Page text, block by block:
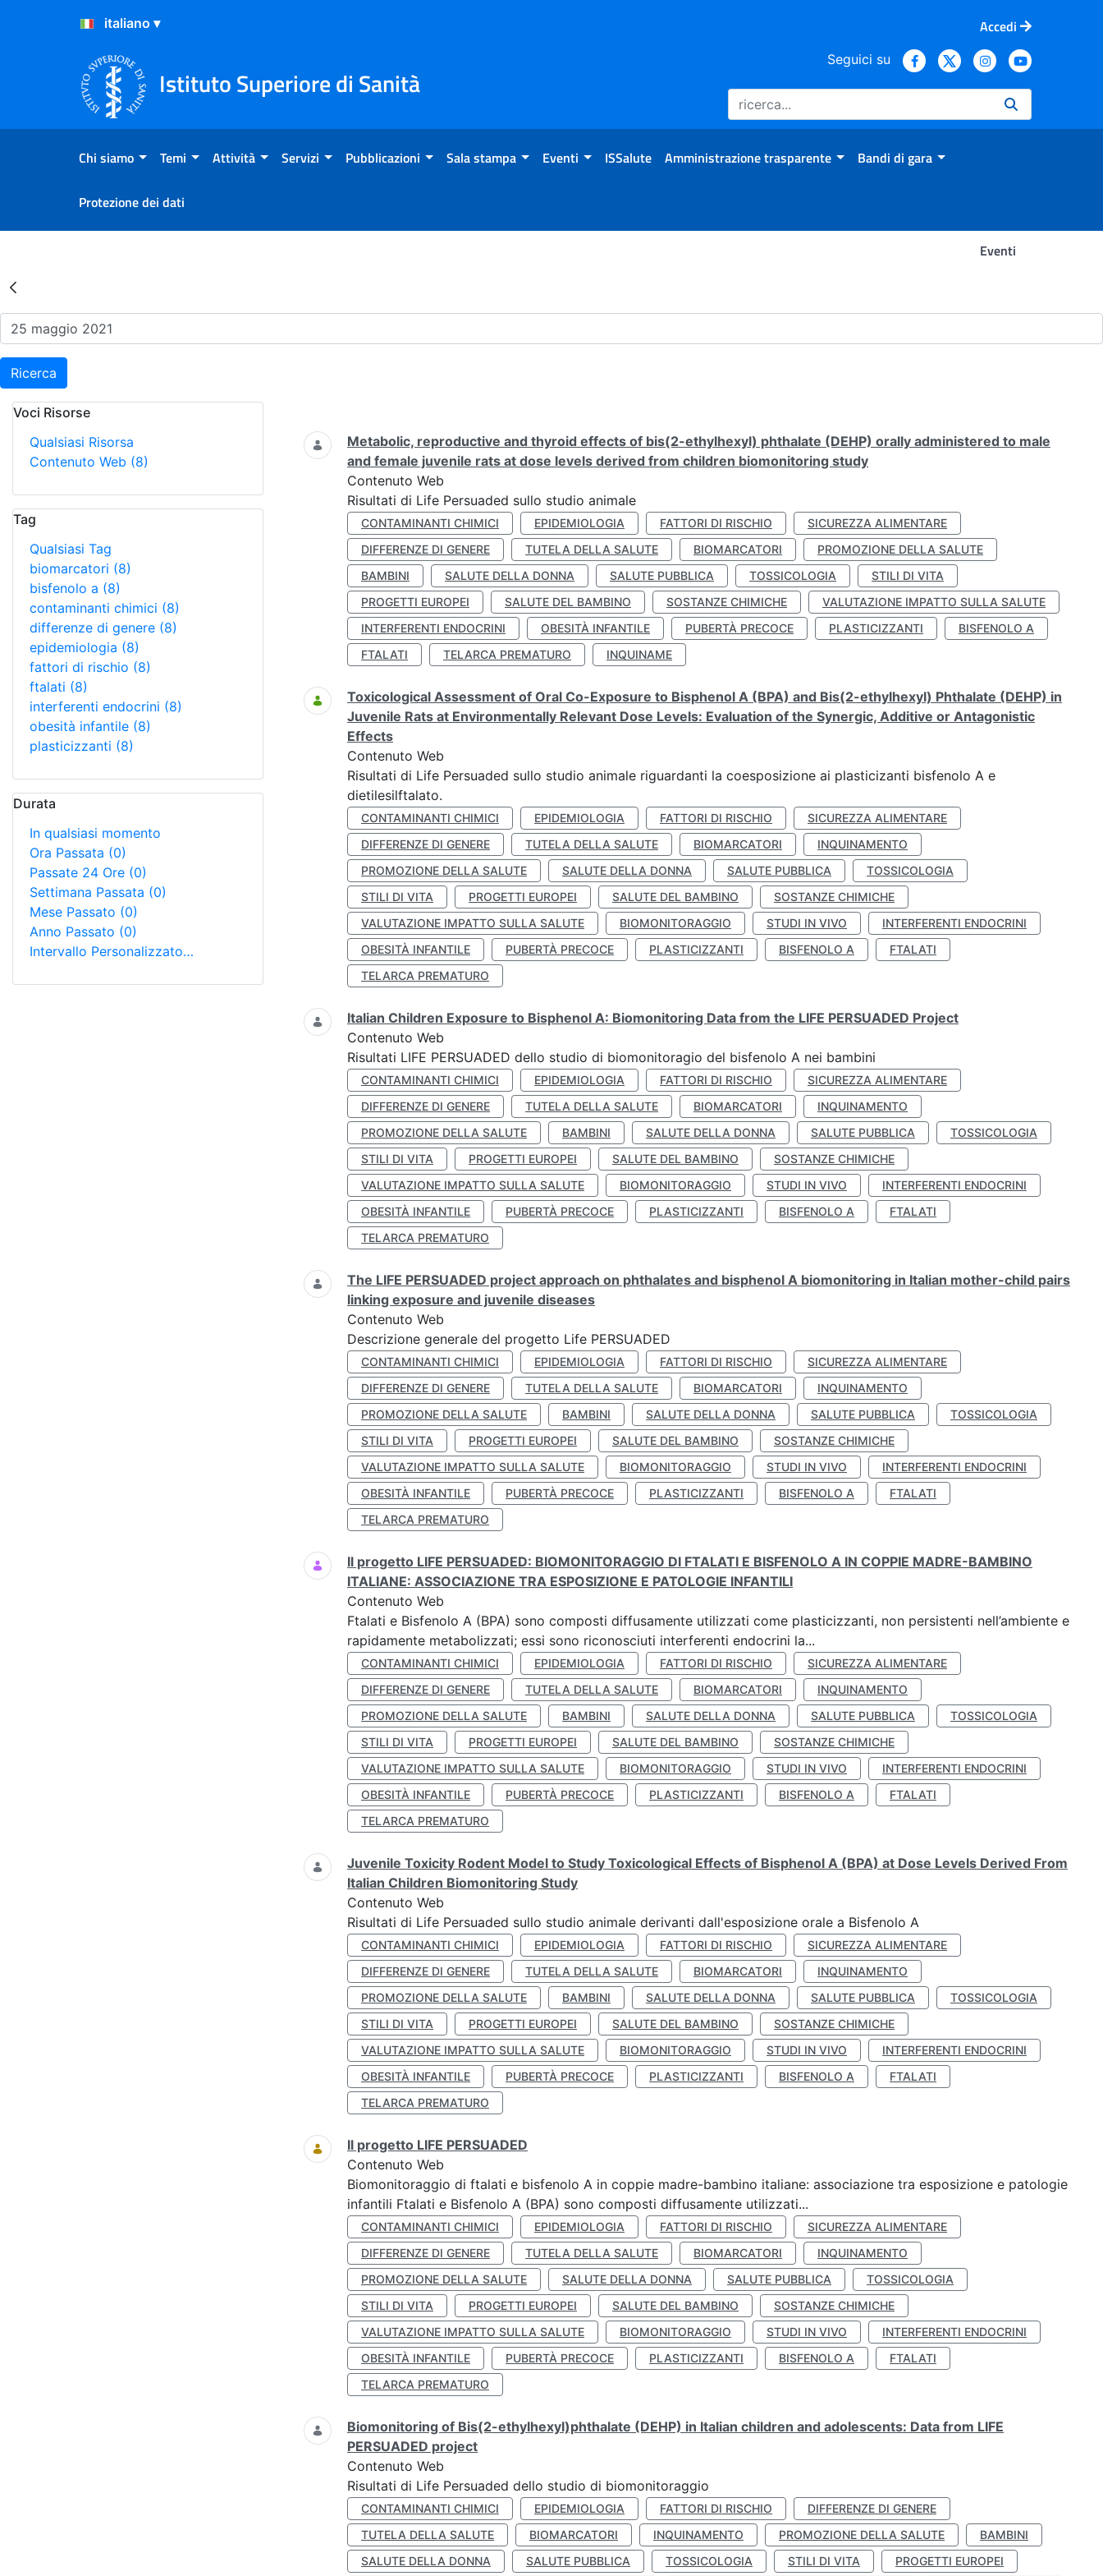
Salta al Contenuto
Salta al Footer
Accedi
Istituto Superiore di Sanità
Seguici su
Chi siamo Temi Attività Servizi Pubblicazioni Sala stampa Eventi ISSalute Amministrazione trasparente Bandi di gara
Protezione dei dati
Eventi
Risultati della Ricerca - Eventi
Ricerca
Voci Risorse
Qualsiasi Risorsa
Contenuto Web (8)
Tag
Qualsiasi Tag
biomarcatori (8)
bisfenolo a (8)
contaminanti chimici (8)
differenze di genere (8)
epidemiologia (8)
fattori di rischio (8)
ftalati (8)
interferenti endocrini (8)
obesità infantile (8)
plasticizzanti (8)
Durata
In qualsiasi momento
Ora Passata (0)
Passate 24 Ore (0)
Settimana Passata (0)
Mese Passato (0)
Anno Passato (0)
Intervallo Personalizzato…
Ricerca
Metabolic, reproductive and thyroid effects of bis(2-ethylhexyl) phthalate (DEHP) orally administered to male
and female juvenile rats at dose levels derived from children biomonitoring study
Contenuto Web
Risultati di Life Persuaded sullo studio animale
CONTAMINANTI CHIMICI EPIDEMIOLOGIA FATTORI DI RISCHIO
SICUREZZA ALIMENTARE
DIFFERENZE DI GENERE
TUTELA DELLA SALUTE BIOMARCATORI
PROMOZIONE DELLA SALUTE
BAMBINI
SALUTE DELLA DONNA SALUTE PUBBLICA TOSSICOLOGIA
STILI DI VITA
PROGETTI EUROPEI
SALUTE DEL BAMBINO SOSTANZE CHIMICHE
VALUTAZIONE IMPATTO SULLA SALUTE
INTERFERENTI ENDOCRINI
OBESITÀ INFANTILE PUBERTÀ PRECOCE PLASTICIZZANTI
BISFENOLO A
FTALATI
TELARCA PREMATURO INQUINAME
Toxicological Assessment of Oral Co-Exposure to Bisphenol A (BPA) and Bis(2-ethylhexyl) Phthalate (DEHP) in
Juvenile Rats at Environmentally Relevant Dose Levels: Evaluation of the Synergic, Additive or Antagonistic
Effects
Contenuto Web
Risultati di Life Persuaded sullo studio animale riguardanti la coesposizione ai plasticizanti bisfenolo A e
dietilesilftalato.
CONTAMINANTI CHIMICI EPIDEMIOLOGIA FATTORI DI RISCHIO
SICUREZZA ALIMENTARE
DIFFERENZE DI GENERE
TUTELA DELLA SALUTE BIOMARCATORI
INQUINAMENTO
PROMOZIONE DELLA SALUTE
SALUTE DELLA DONNA SALUTE PUBBLICA
TOSSICOLOGIA
STILI DI VITA
PROGETTI EUROPEI SALUTE DEL BAMBINO
SOSTANZE CHIMICHE
VALUTAZIONE IMPATTO SULLA SALUTE
BIOMONITORAGGIO STUDI IN VIVO
INTERFERENTI ENDOCRINI
OBESITÀ INFANTILE
PUBERTÀ PRECOCE PLASTICIZZANTI BISFENOLO A
FTALATI
TELARCA PREMATURO
Italian Children Exposure to Bisphenol A: Biomonitoring Data from the LIFE PERSUADED Project
Contenuto Web
Risultati LIFE PERSUADED dello studio di biomonitoragio del bisfenolo A nei bambini
CONTAMINANTI CHIMICI EPIDEMIOLOGIA FATTORI DI RISCHIO
SICUREZZA ALIMENTARE
DIFFERENZE DI GENERE
TUTELA DELLA SALUTE BIOMARCATORI
INQUINAMENTO
PROMOZIONE DELLA SALUTE
BAMBINI SALUTE DELLA DONNA SALUTE PUBBLICA
TOSSICOLOGIA
STILI DI VITA
PROGETTI EUROPEI SALUTE DEL BAMBINO
SOSTANZE CHIMICHE
VALUTAZIONE IMPATTO SULLA SALUTE
BIOMONITORAGGIO STUDI IN VIVO
INTERFERENTI ENDOCRINI
OBESITÀ INFANTILE
PUBERTÀ PRECOCE PLASTICIZZANTI BISFENOLO A
FTALATI
TELARCA PREMATURO
The LIFE PERSUADED project approach on phthalates and bisphenol A biomonitoring in Italian mother-child pairs
linking exposure and juvenile diseases
Contenuto Web
Descrizione generale del progetto Life PERSUADED
CONTAMINANTI CHIMICI EPIDEMIOLOGIA FATTORI DI RISCHIO
SICUREZZA ALIMENTARE
DIFFERENZE DI GENERE
TUTELA DELLA SALUTE BIOMARCATORI
INQUINAMENTO
PROMOZIONE DELLA SALUTE
BAMBINI SALUTE DELLA DONNA SALUTE PUBBLICA
TOSSICOLOGIA
STILI DI VITA
PROGETTI EUROPEI SALUTE DEL BAMBINO
SOSTANZE CHIMICHE
VALUTAZIONE IMPATTO SULLA SALUTE
BIOMONITORAGGIO STUDI IN VIVO
INTERFERENTI ENDOCRINI
OBESITÀ INFANTILE
PUBERTÀ PRECOCE PLASTICIZZANTI BISFENOLO A
FTALATI
TELARCA PREMATURO
Il progetto LIFE PERSUADED: BIOMONITORAGGIO DI FTALATI E BISFENOLO A IN COPPIE MADRE-BAMBINO
ITALIANE: ASSOCIAZIONE TRA ESPOSIZIONE E PATOLOGIE INFANTILI
Contenuto Web
Ftalati e Bisfenolo A (BPA) sono composti diffusamente utilizzati come plasticizzanti, non persistenti nell’ambiente e
rapidamente metabolizzati; essi sono riconosciuti interferenti endocrini la...
CONTAMINANTI CHIMICI EPIDEMIOLOGIA FATTORI DI RISCHIO
SICUREZZA ALIMENTARE
DIFFERENZE DI GENERE
TUTELA DELLA SALUTE BIOMARCATORI
INQUINAMENTO
PROMOZIONE DELLA SALUTE
BAMBINI SALUTE DELLA DONNA SALUTE PUBBLICA
TOSSICOLOGIA
STILI DI VITA
PROGETTI EUROPEI SALUTE DEL BAMBINO
SOSTANZE CHIMICHE
VALUTAZIONE IMPATTO SULLA SALUTE
BIOMONITORAGGIO STUDI IN VIVO
INTERFERENTI ENDOCRINI
OBESITÀ INFANTILE
PUBERTÀ PRECOCE PLASTICIZZANTI BISFENOLO A
FTALATI
TELARCA PREMATURO
Juvenile Toxicity Rodent Model to Study Toxicological Effects of Bisphenol A (BPA) at Dose Levels Derived From
Italian Children Biomonitoring Study
Contenuto Web
Risultati di Life Persuaded sullo studio animale derivanti dall'esposizione orale a Bisfenolo A
CONTAMINANTI CHIMICI EPIDEMIOLOGIA FATTORI DI RISCHIO
SICUREZZA ALIMENTARE
DIFFERENZE DI GENERE
TUTELA DELLA SALUTE BIOMARCATORI
INQUINAMENTO
PROMOZIONE DELLA SALUTE
BAMBINI SALUTE DELLA DONNA SALUTE PUBBLICA
TOSSICOLOGIA
STILI DI VITA
PROGETTI EUROPEI SALUTE DEL BAMBINO
SOSTANZE CHIMICHE
VALUTAZIONE IMPATTO SULLA SALUTE
BIOMONITORAGGIO STUDI IN VIVO
INTERFERENTI ENDOCRINI
OBESITÀ INFANTILE
PUBERTÀ PRECOCE PLASTICIZZANTI BISFENOLO A
FTALATI
TELARCA PREMATURO
Il progetto LIFE PERSUADED
Contenuto Web
Biomonitoraggio di ftalati e bisfenolo A in coppie madre-bambino italiane: associazione tra esposizione e patologie
infantili Ftalati e Bisfenolo A (BPA) sono composti diffusamente utilizzati...
CONTAMINANTI CHIMICI EPIDEMIOLOGIA FATTORI DI RISCHIO
SICUREZZA ALIMENTARE
DIFFERENZE DI GENERE
TUTELA DELLA SALUTE BIOMARCATORI
INQUINAMENTO
PROMOZIONE DELLA SALUTE
SALUTE DELLA DONNA SALUTE PUBBLICA
TOSSICOLOGIA
STILI DI VITA
PROGETTI EUROPEI SALUTE DEL BAMBINO
SOSTANZE CHIMICHE
VALUTAZIONE IMPATTO SULLA SALUTE
BIOMONITORAGGIO STUDI IN VIVO
INTERFERENTI ENDOCRINI
OBESITÀ INFANTILE
PUBERTÀ PRECOCE PLASTICIZZANTI BISFENOLO A
FTALATI
TELARCA PREMATURO
Biomonitoring of Bis(2-ethylhexyl)phthalate (DEHP) in Italian children and adolescents: Data from LIFE
PERSUADED project
Contenuto Web
Risultati di Life Persuaded dello studio di biomonitoraggio
CONTAMINANTI CHIMICI EPIDEMIOLOGIA FATTORI DI RISCHIO
DIFFERENZE DI GENERE
TUTELA DELLA SALUTE
BIOMARCATORI INQUINAMENTO PROMOZIONE DELLA SALUTE
BAMBINI
SALUTE DELLA DONNA
SALUTE PUBBLICA TOSSICOLOGIA STILI DI VITA
PROGETTI EUROPEI